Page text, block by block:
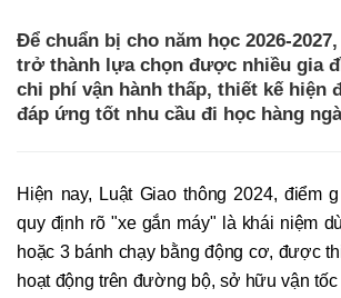
Để chuẩn bị cho năm học 2026-
trở thành lựa chọn được nhiều gia
chi phí vận hành thấp, thiết kế hiện
đáp ứng tốt nhu cầu đi học hàng
Hiện nay, Luật Giao thông 2024, điểm
quy định rõ "xe gắn máy" là khái niệm
hoặc 3 bánh chạy bằng động cơ, được
hoạt động trên đường bộ, sở hữu vận